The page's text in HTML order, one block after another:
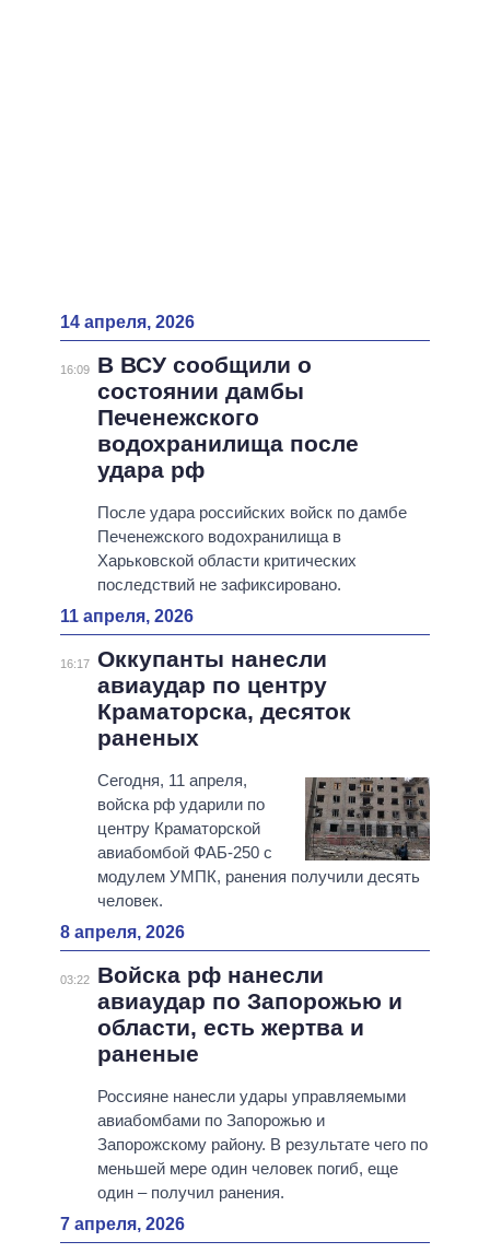
14 апреля, 2026
16:09
В ВСУ сообщили о
состоянии дамбы
Печенежского
водохранилища после
удара рф
После удара российских войск по дамбе
Печенежского водохранилища в
Харьковской области критических
последствий не зафиксировано.
11 апреля, 2026
16:17 Оккупанты нанесли
авиаудар по центру
Краматорска, десяток
раненых
Сегодня, 11 апреля,
войска рф ударили по
центру Краматорской
авиабомбой ФАБ-250 с
модулем УМПК, ранения получили десять
человек.
8 апреля, 2026
03:22
Войска рф нанесли
авиаудар по Запорожью и
области, есть жертва и
раненые
Россияне нанесли удары управляемыми
авиабомбами по Запорожью и
Запорожскому району. В результате чего по
меньшей мере один человек погиб, еще
один – получил ранения.
7 апреля, 2026